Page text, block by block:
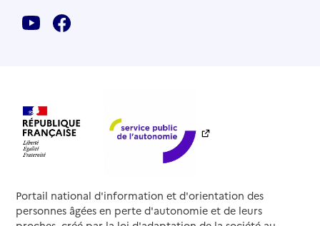
Portail national d'information et d'orientation des
personnes âgées en perte d'autonomie et de leurs